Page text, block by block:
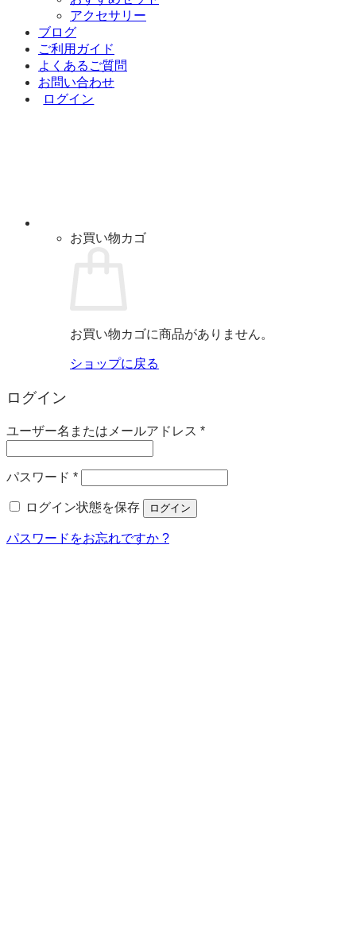
アクセサリー
ブログ
ご利用ガイド
よくあるご質問
お問い合わせ
ログイン
お買い物カゴ
お買い物カゴに商品がありません。
ショップに戻る
ログイン
ユーザー名またはメールアドレス *必
パスワード *必
ログイン状態を保存
ログイン
パスワードをお忘れですか ?